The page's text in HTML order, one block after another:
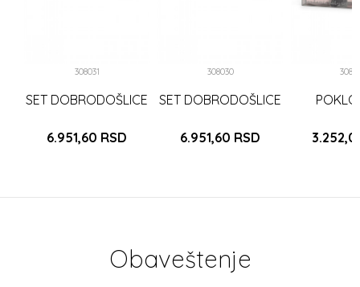
308031
SET DOBRODOŠLICE
6.951,60 RSD
308030
SET DOBRODOŠLICE
6.951,60 RSD
Obaveštenje